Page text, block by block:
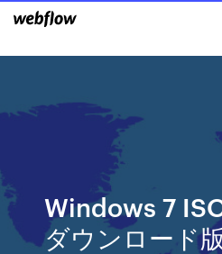
Windows 7
ダウンロード版